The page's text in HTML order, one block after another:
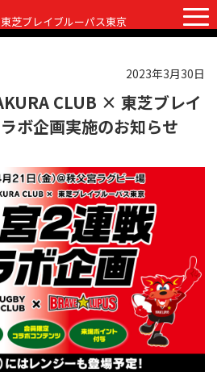
東芝ブレイブルーパス東京
ファンクラブ 観戦ガイド
ス東京概要
X Facebook Youtube
2023年3月30日
CLUB × 東芝ブレイ
ボ企画実施のお知らせ